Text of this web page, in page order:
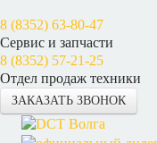
8 (8352) 63-80-47
Сервис и запчасти
8 (8352) 57-21-25
Отдел продаж техники
ЗАКАЗАТЬ ЗВОНОК